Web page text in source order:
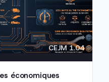
CEJM 1.04
économiques